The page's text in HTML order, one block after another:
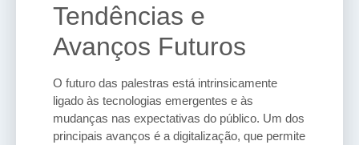
Tendências e
Avanços Futuros
O futuro das palestras está intrinsicamente
ligado às tecnologias emergentes e às
mudanças nas expectativas do público. Um dos
principais avanços é a digitalização, que permite